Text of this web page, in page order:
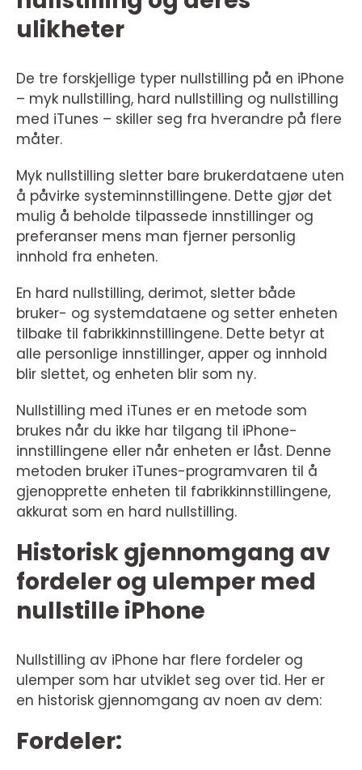
ulikheter
De tre forskjellige typer nullstilling på en iPhone
– myk nullstilling, hard nullstilling og nullstilling
med iTunes – skiller seg fra hverandre på flere
måter.
Myk nullstilling sletter bare brukerdataene uten
å påvirke systeminnstillingene. Dette gjør det
mulig å beholde tilpassede innstillinger og
preferanser mens man fjerner personlig
innhold fra enheten.
En hard nullstilling, derimot, sletter både
bruker- og systemdataene og setter enheten
tilbake til fabrikkinnstillingene. Dette betyr at
alle personlige innstillinger, apper og innhold
blir slettet, og enheten blir som ny.
Nullstilling med iTunes er en metode som
brukes når du ikke har tilgang til iPhone-
innstillingene eller når enheten er låst. Denne
metoden bruker iTunes-programvaren til å
gjenopprette enheten til fabrikkinnstillingene,
akkurat som en hard nullstilling.
Historisk gjennomgang av
fordeler og ulemper med
nullstille iPhone
Nullstilling av iPhone har flere fordeler og
ulemper som har utviklet seg over tid. Her er
en historisk gjennomgang av noen av dem:
Fordeler: